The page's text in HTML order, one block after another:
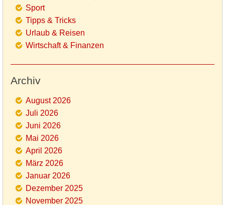
Sport
Tipps & Tricks
Urlaub & Reisen
Wirtschaft & Finanzen
Archiv
August 2026
Juli 2026
Juni 2026
Mai 2026
April 2026
März 2026
Januar 2026
Dezember 2025
November 2025